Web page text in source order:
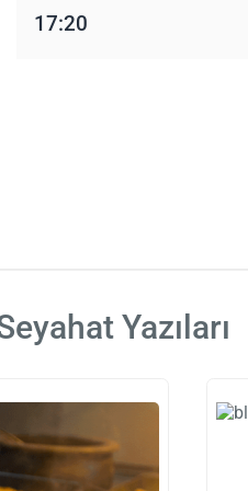
17:20
Yazıları